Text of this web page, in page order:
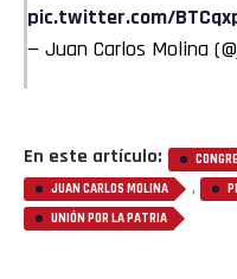
pic.twitter.com/
— Juan Carlos Molina
En este artículo:
JUAN CARLOS MOLINA ,
UNIÓN POR LA PATRIA